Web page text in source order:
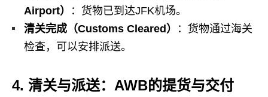
Airport）
：货物已到达JFK机场。
清关完成（Customs Cleared）
：货物通过海关
检查，可以安排派送。
4. 清关与派送：AWB的提货与交付